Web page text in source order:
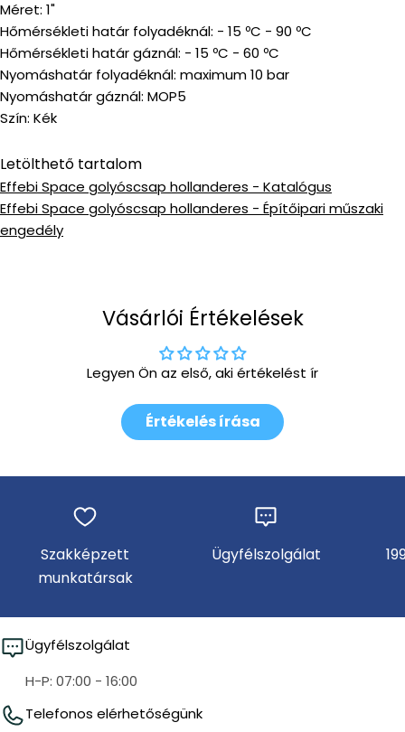
Méret: 1"
Hőmérsékleti határ folyadéknál: - 15 ºC - 90 ºC
Hőmérsékleti határ gáznál: - 15 ºC - 60 ºC
Nyomáshatár folyadéknál: maximum 10 bar
Nyomáshatár gáznál: MOP5
Szín: Kék
Letölthető tartalom
Effebi Space golyóscsap hollanderes - Katalógus
Effebi Space golyóscsap hollanderes - Építőipari műszaki
engedély
Vásárlói Értékelések
Legyen Ön az első, aki értékelést ír
Értékelés írása
Szakképzett
munkatársak
Ügyfélszolgálat
Ügyfélszolgálat
H-P: 07:00 - 16:00
Telefonos elérhetőségünk